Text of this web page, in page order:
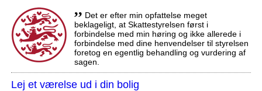
,, Det er efter min opfattelse meget
beklageligt, at Skattestyrelsen først i
forbindelse med min høring og ikke allerede i
forbindelse med dine henvendelser til styrelsen
foretog en egentlig behandling og vurdering af
sagen.
Lej et værelse ud i din bolig